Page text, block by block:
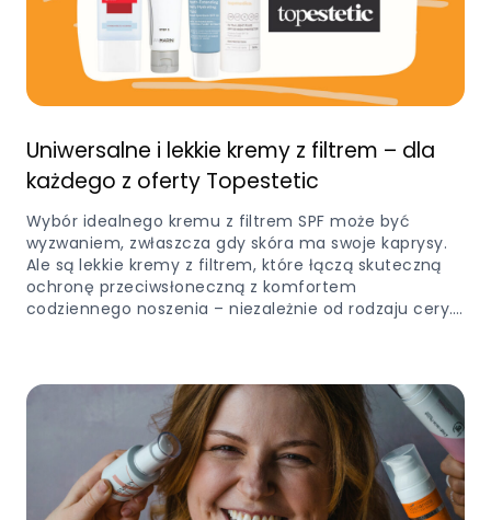
Uniwersalne i lekkie kremy z filtrem – dla
każdego z oferty Topestetic
Wybór idealnego kremu z filtrem SPF może być
wyzwaniem, zwłaszcza gdy skóra ma swoje kaprysy.
Ale są lekkie kremy z filtrem, które łączą skuteczną
ochronę przeciwsłoneczną z komfortem
codziennego noszenia – niezależnie od rodzaju cery.…